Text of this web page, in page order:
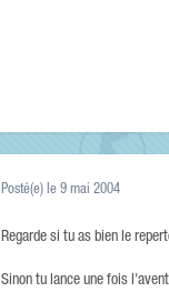
Posté(e) le 9 mai 2004
Regarde si tu as bien le
Sinon tu lance une fois